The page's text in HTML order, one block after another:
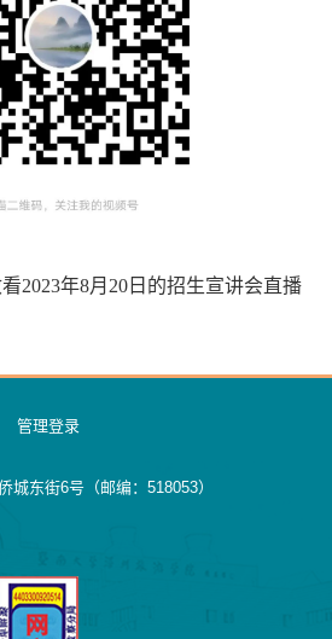
2023年8月 20 日的招生宣讲会直播
管理登录
城东街6号（邮编：518053）